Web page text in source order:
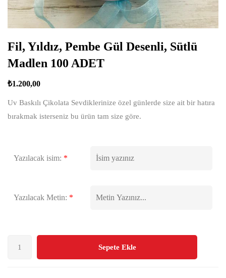
Fil, Yıldız, Pembe Gül Desenli, Sütlü
Madlen 100 ADET
₺1.200,00
Uv Baskılı Çikolata Sevdiklerinize özel günlerde size ait bir hatıra
bırakmak isterseniz bu ürün tam size göre.
Yazılacak isim: *
Yazılacak Metin: *
Sepete Ekle